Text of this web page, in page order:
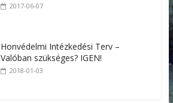
2017-06-07
Honvédelmi Intézkedési Terv –
Valóban szükséges? IGEN!
2018-01-03